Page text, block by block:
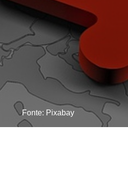
Fonte: Pixabay